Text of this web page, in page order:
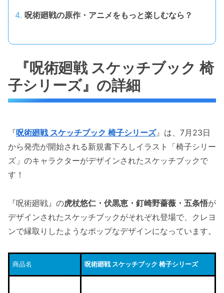
呪術廻戦の原作・アニメをもっと楽しむなら？
『呪術廻戦 スケッチブック 椅
子シリーズ』の詳細
『呪術廻戦 スケッチブック 椅子シリーズ』は、7月23日
から発売が開始される新規書下ろしイラスト「椅子シリー
ズ」のキャラクターがデザインされたスケッチブックで
す！
『呪術廻戦』の虎杖悠仁・伏黒恵・釘崎野薔薇・五条悟が
デザインされたスケッチブックがそれぞれ登場で、クレヨ
ンで縁取りしたようなポップなデザインになっています。
商品名 呪術廻戦 スケッチブック 椅子シリーズ